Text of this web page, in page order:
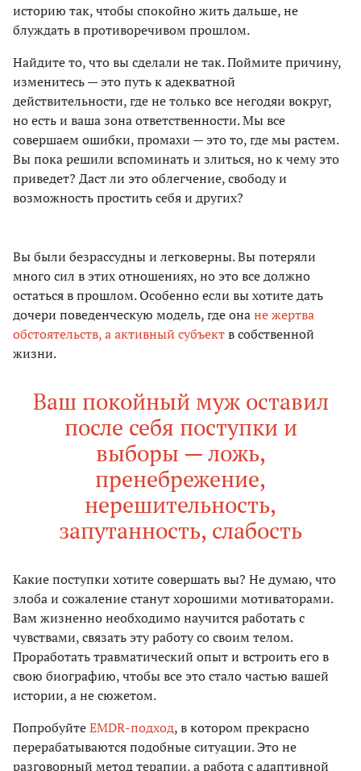
историю так, чтобы спокойно жить дальше, не
блуждать в противоречивом прошлом.
Найдите то, что вы сделали не так. Поймите причину,
изменитесь — это путь к адекватной
действительности, где не только все негодяи вокруг,
но есть и ваша зона ответственности. Мы все
совершаем ошибки, промахи — это то, где мы растем.
Вы пока решили вспоминать и злиться, но к чему это
приведет? Даст ли это облегчение, свободу и
возможность простить себя и других?
Вы были безрассудны и легковерны. Вы потеряли
много сил в этих отношениях, но это все должно
остаться в прошлом. Особенно если вы хотите дать
дочери поведенческую модель, где онане жертва
обстоятельств, а активный субъектв собственной
жизни.
Ваш покойный муж оставил
после себя поступки и
выборы — ложь,
пренебрежение,
нерешительность,
запутанность, слабость
Какие поступки хотите совершать вы? Не думаю, что
злоба и сожаление станут хорошими мотиваторами.
Вам жизненно необходимо научится работать с
чувствами, связать эту работу со своим телом.
Проработать травматический опыт и встроить его в
свою биографию, чтобы все это стало частью вашей
истории, а не сюжетом.
ПопробуйтеEMDR-подход, в котором прекрасно
перерабатываются подобные ситуации. Это не
разговорный метод терапии, а работа с адаптивной